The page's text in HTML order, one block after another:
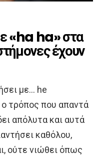
«ha ha» στα
έχουν
με… he
τρόπος που απαντά
απόλυτα και αυτά
καθόλου,
ούτε νιώθει όπως